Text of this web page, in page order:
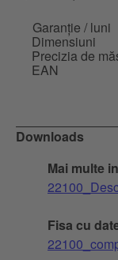
Garanție / luni
Dimensiuni
Precizia de
EAN
Downloads
Mai multe
Fisa cu